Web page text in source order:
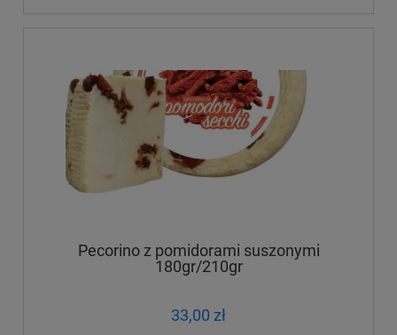
Pecorino z pomidorami suszonymi
180gr/210gr
33,00 zł